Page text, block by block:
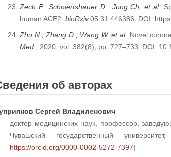
Zech F., Schniertshauer D., Jung Ch. et al.
human ACE2. bioRxiv,05.31.446386. DOI:
Zhu N., Zhang D., Wang W. et al. Novel
Med ., 2020, vol. 382(8), pp. 727–733. DOI:
об авторах
Сергей Владиленович
доктор медицинских наук, профессор,
Чувашский государственный
https://orcid.org/0000-0002-5272-7397)